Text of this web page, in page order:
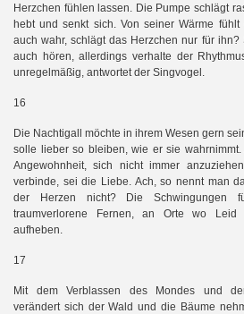
Herzchen fühlen lassen. Die Pumpe schlägt
hebt und senkt sich. Von seiner Wärme
auch wahr, schlägt das Herzchen nur für
auch hören, allerdings verhalte der
unregelmäßig, antwortet der Singvogel.
16
Die Nachtigall möchte in ihrem Wesen gern
solle lieber so bleiben, wie er sie
Angewohnheit, sich nicht immer
verbinde, sei die Liebe. Ach, so nennt man
der Herzen nicht? Die Schwingungen
traumverlorene Fernen, an Orte wo
aufheben.
17
Mit dem Verblassen des Mondes und
verändert sich der Wald und die Bäume